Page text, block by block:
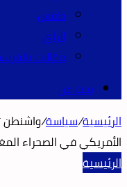
طقس
الرأي
مقالات
بحث عن
الرئيسية/سياسة/واشنطن
الأمريكي في الصحراء
الرئيسية